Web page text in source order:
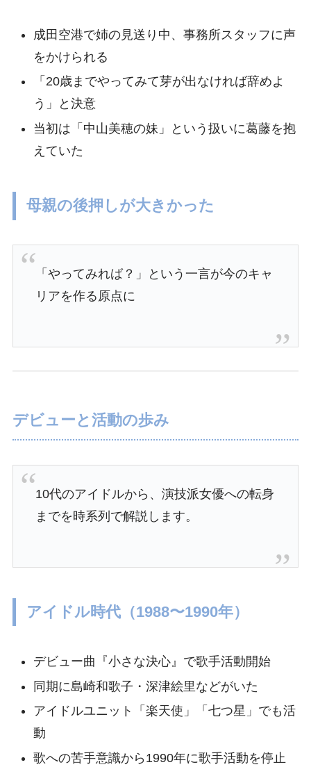
成田空港で姉の見送り中、事務所スタッフに声
をかけられる
「20歳までやってみて芽が出なければ辞めよ
う」と決意
当初は「中山美穂の妹」という扱いに葛藤を抱
えていた
母親の後押しが大きかった
「やってみれば？」という一言が今のキャ
リアを作る原点に
デビューと活動の歩み
10代のアイドルから、演技派女優への転身
までを時系列で解説します。
アイドル時代（1988〜1990年）
デビュー曲『小さな決心』で歌手活動開始
同期に島崎和歌子・深津絵里などがいた
アイドルユニット「楽天使」「七つ星」でも活
動
歌への苦手意識から1990年に歌手活動を停止